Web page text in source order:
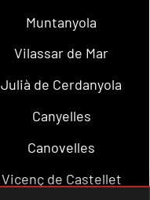
Muntanyola
Vilassar de Mar
Julià de Cerdanyola
Canyelles
Canovelles
Vicenç de Castellet